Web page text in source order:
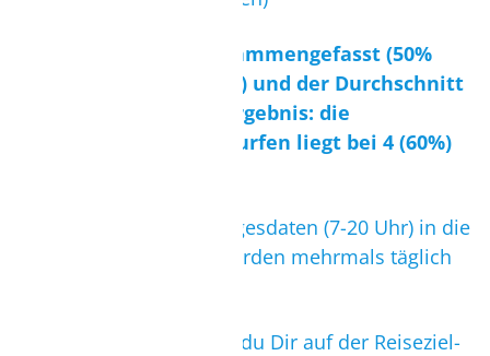
Die 3 Werte werden zusammengefasst (50%
+80%+ 50% = 180/3 = 60%) und der Durchschnitt
(60%) ergibt folgendes Ergebnis: die
Wahrscheinlichkeit zu surfen liegt bei 4 (60%)
Es fließen nur Tagesdaten (7-20 Uhr) in die
Auswertung. Die Daten werden mehrmals täglich
Selbstverständlich kannst du Dir auf der Reiseziel-